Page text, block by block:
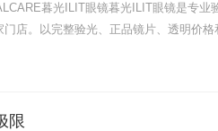
暮光ILIT眼镜暮光ILIT眼镜是专业
店。以完整验光、正品镜片、透明价格
限